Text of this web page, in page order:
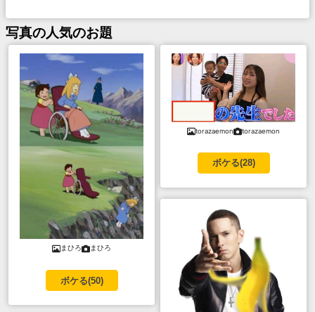
写真の人気のお題
まひろ まひろ
ボケる(50)
torazaemon torazaemon
ボケる(28)